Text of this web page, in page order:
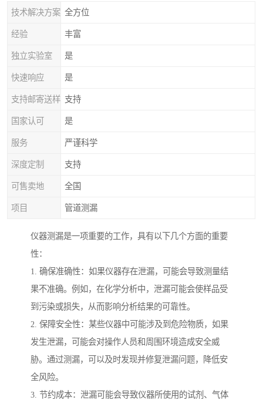
技术解决方案 全方位
经验 丰富
独立实验室 是
快速响应 是
支持邮寄送样 支持
国家认可 是
服务 严谨科学
深度定制 支持
可售卖地 全国
项目 管道测漏
仪器测漏是一项重要的工作，具有以下几个方面的重要
性：
1. 确保准确性：如果仪器存在泄漏，可能会导致测量结
果不准确。例如，在化学分析中，泄漏可能会使样品受
到污染或损失，从而影响分析结果的可靠性。
2. 保障安全性：某些仪器中可能涉及到危险物质，如果
发生泄漏，可能会对操作人员和周围环境造成安全威
胁。通过测漏，可以及时发现并修复泄漏问题，降低安
全风险。
3. 节约成本：泄漏可能会导致仪器所使用的试剂、气体